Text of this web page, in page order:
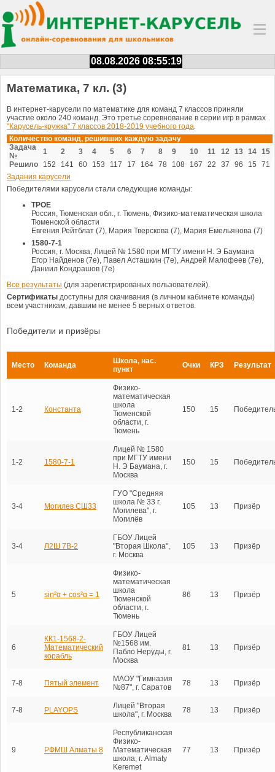
08.08.2026 08:55:19
Математика, 7 кл. (3)
В интернет-карусели по математике для команд 7 классов приняли
участие около 240 команд. Это третье соревнование в серии игр в рамках
"Карусель-кружка" 7 классов 2018-2019 учебного года
Количество команд, решивших каждую задачу
Задача
№
1 2 3 4 5 6 7 8 9 10 11 12 13 14
15
Решило
152 141 60 153 117 17 164 78 108 167 22 37 96 15
71
Задания карусели
Победителями карусели стали следующие команды:
ТРОЕ
Россия, Тюменская обл., г. Тюмень, Физико-математическая школа
Тюменской области
Евгения Рейтблат (7), Мария Тверскова (7), Мария Емельянова (7)
1580-7-1
Россия, г. Москва, Лицей № 1580 при МГТУ имени Н. Э Баумана
Егор Найденов (7е), Павел Асташкин (7е), Андрей Малофеев (7е),
Даниил Кондрашов (7е)
Все результаты (для зарегистрированых пользователей).
Сертификаты доступны для скачивания (в личном кабинете команды)
всем участникам, давшим не менее 5 верных ответов.
Победители и призёры
Место Команда
Школа, нас.
пункт
Очки КРЗ Результат
1-2 Константа
Физико-
математическая
школа
Тюменской
области, г.
Тюмень
150 15
1-2 1580-7-1
Лицей № 1580
при МГТУ имени
Н. Э Баумана, г.
Москва
150 15
3-4 Могилев СШ33
ГУО "Средняя
школа № 33 г.
Могилева", г.
Могилёв
105 13 Призёр
3-4 Л2Ш 7В-2
ГБОУ Лицей
"Вторая Школа",
г. Москва
105 13 Призёр
5 sin²α + cos²α = 1
Физико-
математическая
школа
Тюменской
области, г.
Тюмень
86 13 Призёр
6
КК1-1568-2-
Математический
корабль
ГБОУ Лицей
№1568 им.
Пабло Неруды, г.
Москва
81 13 Призёр
7-8 Пятый элемент
МАОУ "Гимназия
№87", г. Саратов
78 13 Призёр
7-8 PLAYOPS
Лицей "Вторая
школа", г. Москва
78 13 Призёр
9 РФМШ Алматы 8
Республиканская
Физико-
Математическая
школа, г. Almaty
Keremet
77 13 Призёр